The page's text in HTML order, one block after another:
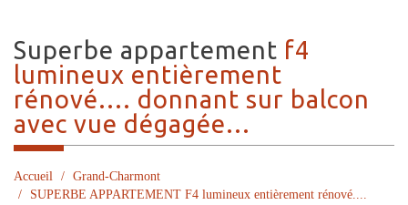
superbe appartement f4
lumineux entièrement
rénové.... donnant sur balcon
avec vue dégagée...
Accueil
Grand-Charmont
SUPERBE APPARTEMENT F4 lumineux entièrement rénové....